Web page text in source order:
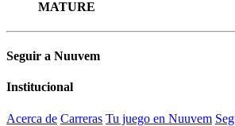
MATURE
Seguir a Nuuvem
Institucional
Acerca de Carreras Tu juego en Nuuvem